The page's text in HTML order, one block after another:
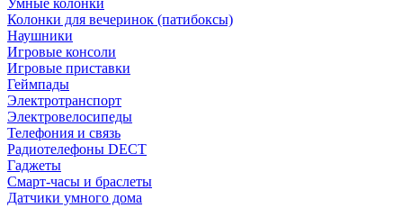
Умные колонки
Колонки для вечеринок (патибоксы)
Наушники
Игровые консоли
Игровые приставки
Геймпады
Электротранспорт
Электровелосипеды
Телефония и связь
Радиотелефоны DECT
Гаджеты
Смарт-часы и браслеты
Датчики умного дома